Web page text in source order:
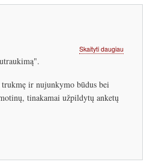
Skaityti daugiauapie
ir nujunkymo būdus bei
tinakamai užpildytų anketų